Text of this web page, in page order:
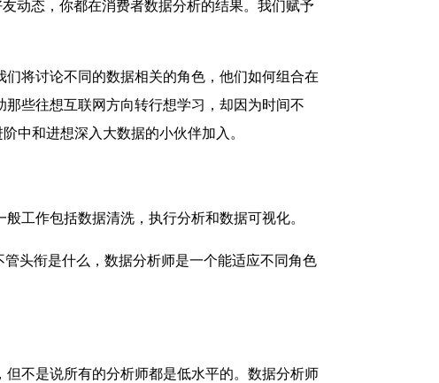
动态，你都在消费者数据分析的结果。我们赋予
将讨论不同的数据相关的角色，他们如何组合在
些往想互联网方向转行想学习，却因为时间不
中和进想深入大数据的小伙伴加入。
工作包括数据清洗，执行分析和数据可视化。
头衔是什么，数据分析师是一个能适应不同角色
不是说所有的分析师都是低水平的。数据分析师